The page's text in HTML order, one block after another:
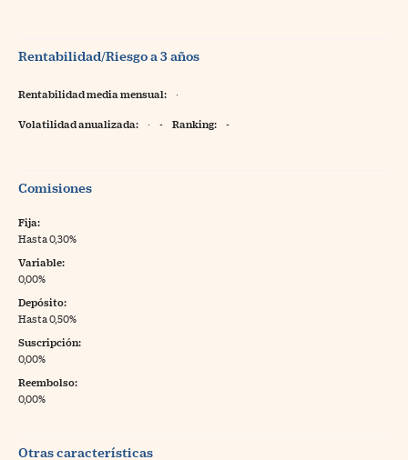
Rentabilidad/Riesgo a 3 años
Rentabilidad media mensual: ·
Volatilidad anualizada: · - Ranking: -
Comisiones
Fija:
Hasta 0,30%
Variable:
0,00%
Depósito:
Hasta 0,50%
Suscripción:
0,00%
Reembolso:
0,00%
Otras características